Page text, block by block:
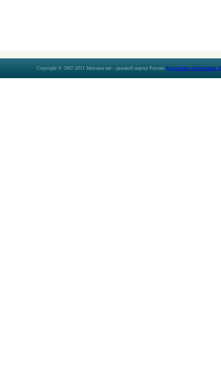
Copyright © 2007-2011 Mercatos.net - деловой портал России. Бесплатные объявления.